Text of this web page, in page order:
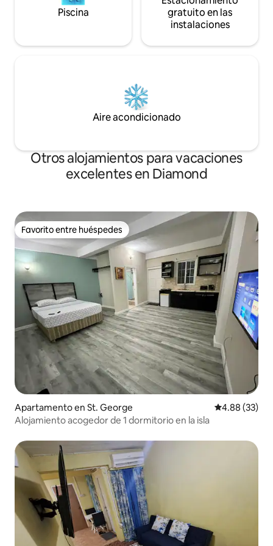
Piscina
gratuito en las
instalaciones
Aire acondicionado
Otros alojamientos para vacaciones
excelentes en Diamond
Favorito entre huéspedes
Favorito entre huéspedes
Apartamento en St. George Calificación
4.88 (33)
Alojamiento acogedor de 1 dormitorio en la isla